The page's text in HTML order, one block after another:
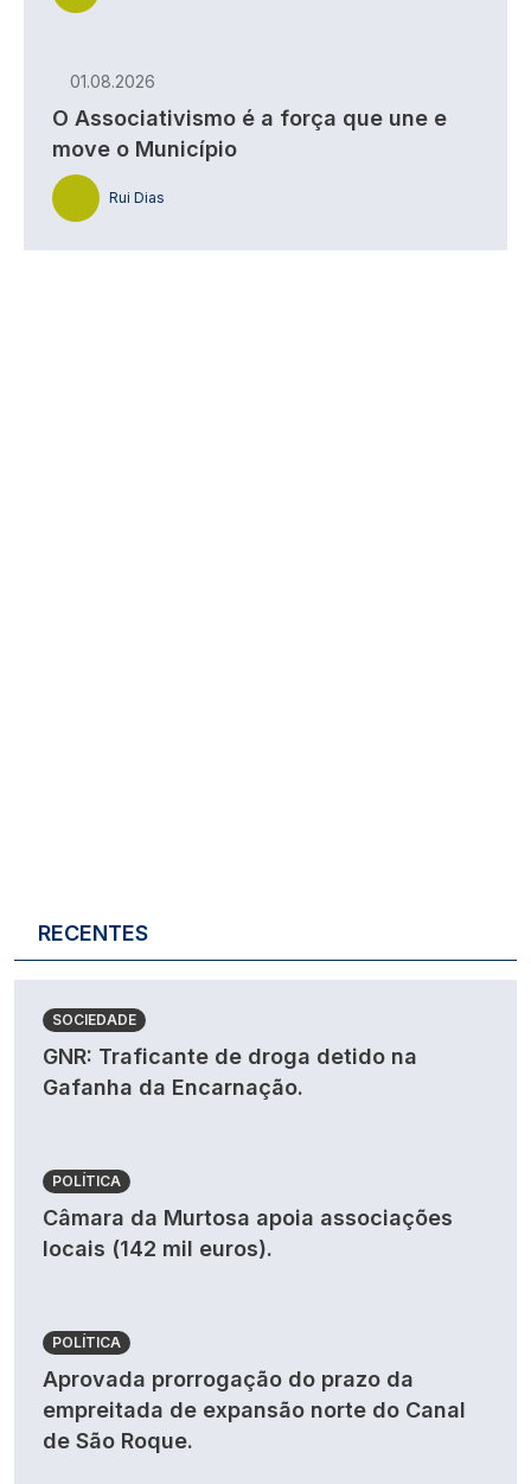
01.08.2026
O Associativismo é a força que une e
move o Município
Rui Dias
RECENTES
SOCIEDADE
GNR: Traficante de droga detido na
Gafanha da Encarnação.
POLÍTICA
Câmara da Murtosa apoia associações
locais (142 mil euros).
POLÍTICA
Aprovada prorrogação do prazo da
empreitada de expansão norte do Canal
de São Roque.